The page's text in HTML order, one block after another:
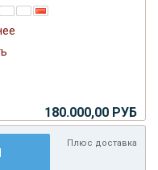
180.000,00 РУБ
Плюс доставка